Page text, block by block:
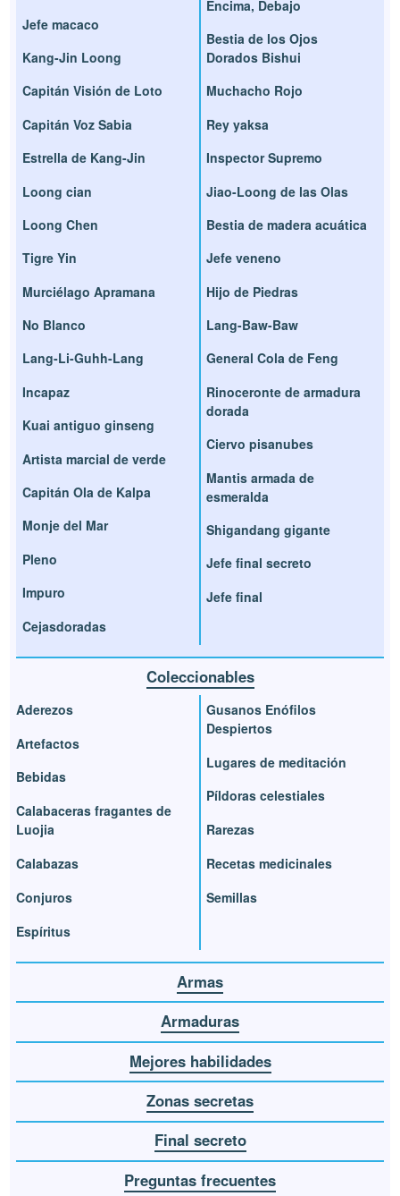
Jefe macaco
Kang-Jin Loong
Capitán Visión de Loto
Capitán Voz Sabia
Estrella de Kang-Jin
Loong cian
Loong Chen
Tigre Yin
Murciélago Apramana
No Blanco
Lang-Li-Guhh-Lang
Incapaz
Kuai antiguo ginseng
Artista marcial de verde
Capitán Ola de Kalpa
Monje del Mar
Pleno
Impuro
Cejasdoradas
Encima, Debajo
Bestia de los Ojos
Dorados Bishui
Muchacho Rojo
Rey yaksa
Inspector Supremo
Jiao-Loong de las Olas
Bestia de madera acuática
Jefe veneno
Hijo de Piedras
Lang-Baw-Baw
General Cola de Feng
Rinoceronte de armadura
dorada
Ciervo pisanubes
Mantis armada de
esmeralda
Shigandang gigante
Jefe final secreto
Jefe final
Coleccionables
Aderezos
Artefactos
Bebidas
Calabaceras fragantes de
Luojia
Calabazas
Conjuros
Espíritus
Gusanos Enófilos
Despiertos
Lugares de meditación
Píldoras celestiales
Rarezas
Recetas medicinales
Semillas
Armas
Armaduras
Mejores habilidades
Zonas secretas
Final secreto
Preguntas frecuentes